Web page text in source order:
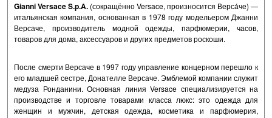
Gianni Versace S.p.A. (сокращённо Versace, произносится Верса́че) —
итальянская компания, основанная в 1978 году модельером Джанни
Версаче, производитель модной одежды, парфюмерии, часов,
товаров для дома, аксессуаров и других предметов роскоши.
После смерти Версаче в 1997 году управление концерном перешло к
его младшей сестре, Донателле Версаче. Эмблемой компании служит
медуза Ронданини. Основная линия Versace специализируется на
производстве и торговле товарами класса люкс: это одежда для
женщин и мужчин, детская одежда, косметика и парфюмерия,